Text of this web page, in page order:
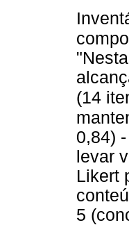
(14
0,84)
levar
Likert
5